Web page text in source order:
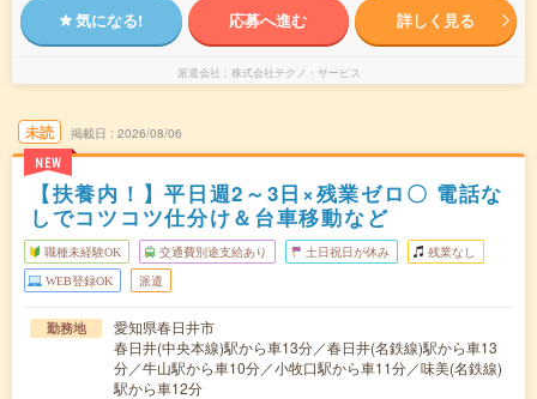
気になる! 応募へ進む 詳しく見る
派遣会社 株式会社テクノ・サービス
未読
NEW
掲載日 2026/08/06
【扶養内！】平日週2～3日×残業ゼロ〇 電話な
しでコツコツ仕分け＆台車移動など
職種未経験OK 交通費別途支給あり 土日祝日が休み 残業なし
WEB登録OK 派遣
勤務地
愛知県春日井市
春日井(中央本線)駅から車13分／春日井(名鉄線)駅から車13
分／牛山駅から車10分／小牧口駅から車11分／味美(名鉄線)
駅から車12分